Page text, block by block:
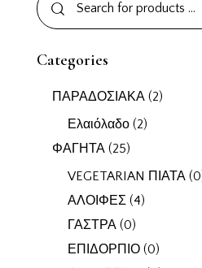
Categories
ΠΑΡΑΔΟΣΙΑΚΑ (2)
Ελαιόλαδο (2)
ΦΑΓΗΤΑ (25)
VEGETARIAN ΠΙΑΤΑ
ΑΛΟΙΦΕΣ (4)
ΓΑΣΤΡΑ (0)
ΕΠΙΔΟΡΠΙΟ (0)